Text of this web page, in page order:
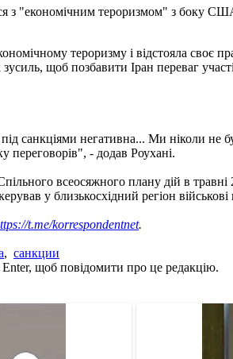
з "економічним тероризмом" з боку
тероризму і відстояла
щоб позбавити Іран переваг
санкціями негативна... Ми ніколи
переговорів", - додав Роухані.
всеосяжного плану дій в травні
у близькосхідний регіон
t.me/korrespondentnet.
, санкции
щоб повідомити про це редакцію.